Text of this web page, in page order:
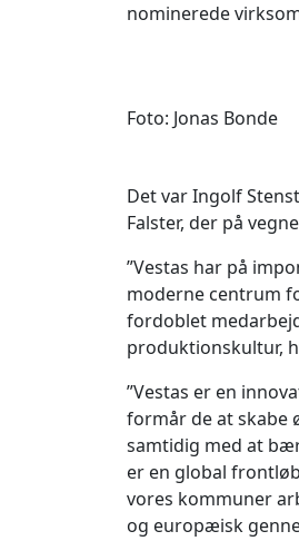
nominerede
Foto: Jonas Bonde
Det var Ingolf
Falster, der på
”Vestas har på
moderne centrum
fordoblet
produktionskultur,
”Vestas er en
formår de at skabe
samtidig med at
er en global
vores kommuner
og europæisk